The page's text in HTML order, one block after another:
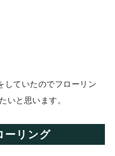
していたのでフローリン
いと思います。
ーリング